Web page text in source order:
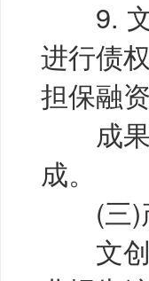
9. 文
进行债
担保融资
成果
成。
(三)
文创